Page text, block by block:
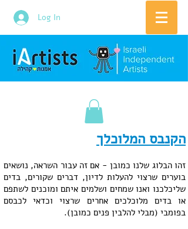
Log In
הקנבס המלוכלך
זהו הבלוג שלנו כמובן - אם זה עבור השראה, נושאים
בוערים שרצוי להעלות לדיון, דברים שקורים, בדים
שליכלכנו ואנו שמחים ושלמים איתם ומוכנים לשתפם
או בדים מלוכלכים אחרים שרצוי וכדאי לכבסם
בפומבי (מבלי להלבין פנים כמובן).